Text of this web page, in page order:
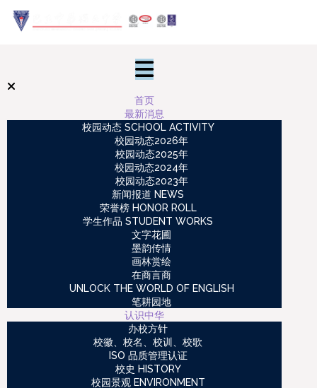
首页
最新消息
校园动态 SCHOOL ACTIVITY
校园动态2026年
校园动态2025年
校园动态2024年
校园动态2023年
新闻报道 NEWS
荣誉榜 HONOR ROLL
学生作品 STUDENT WORKS
文字花圃
墨韵传情
画林赏绘
在商言商
UNLOCK THE WORLD OF ENGLISH
笔耕园地
认识中华
办校方针
校徽、校名、校训、校歌
ISO 品质管理认证
校史 HISTORY
校园景观 ENVIRONMENT